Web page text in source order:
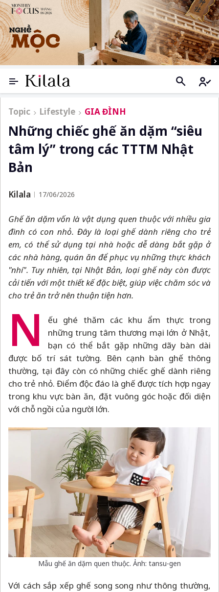
Topic Lifestyle GIA ĐÌNH
Những chiếc ghế ăn dặm “siêu
tâm lý” trong các TTTM Nhật
Bản
Kilala 17/06/2026
Ghế ăn dặm vốn là vật dụng quen thuộc với nhiều gia
đình có con nhỏ. Đây là loại ghế dành riêng cho trẻ
em, có thể sử dụng tại nhà hoặc dễ dàng bắt gặp ở
các nhà hàng, quán ăn để phục vụ những thực khách
"nhí". Tuy nhiên, tại Nhật Bản, loại ghế này còn được
cải tiến với một thiết kế đặc biệt, giúp việc chăm sóc và
cho trẻ ăn trở nên thuận tiện hơn.
N
ếu ghé thăm các khu ẩm thực trong
những trung tâm thương mại lớn ở Nhật,
bạn có thể bắt gặp những dãy bàn dài
được bố trí sát tường. Bên cạnh bàn ghế thông
thường, tại đây còn có những chiếc ghế dành riêng
cho trẻ nhỏ. Điểm độc đáo là ghế được tích hợp ngay
trong khu vực bàn ăn, đặt vuông góc hoặc đối diện
với chỗ ngồi của người lớn.
Mẫu ghế ăn dặm quen thuộc. Ảnh: tansu-gen
Với cách sắp xếp ghế song song như thông thường,